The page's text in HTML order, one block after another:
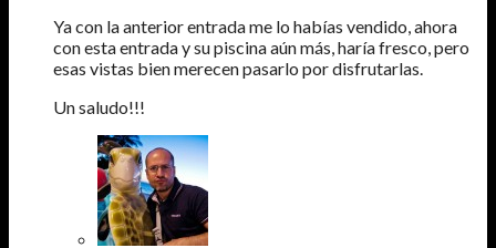
Ya con la anterior entrada me lo habías vendido, ahora
con esta entrada y su piscina aún más, haría fresco, pero
esas vistas bien merecen pasarlo por disfrutarlas.
Un saludo!!!